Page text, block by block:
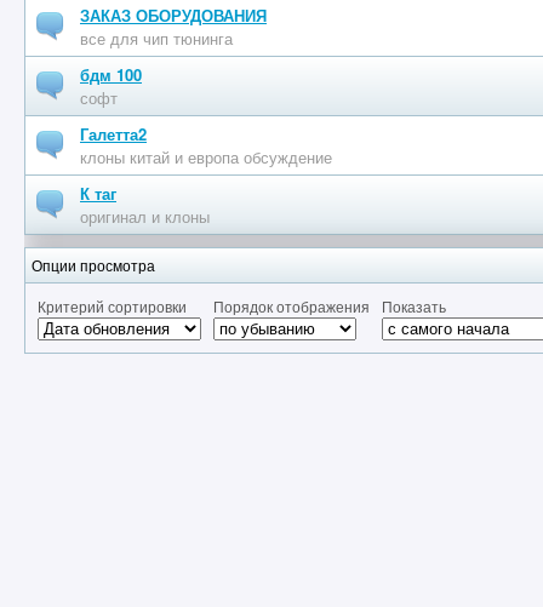
ЗАКАЗ ОБОРУДОВАНИЯ
все для чип тюнинга
бдм 100
софт
Галетта2
клоны китай и европа обсуждение
К таг
оригинал и клоны
Опции просмотра
Критерий сортировки
Порядок отображения Показать